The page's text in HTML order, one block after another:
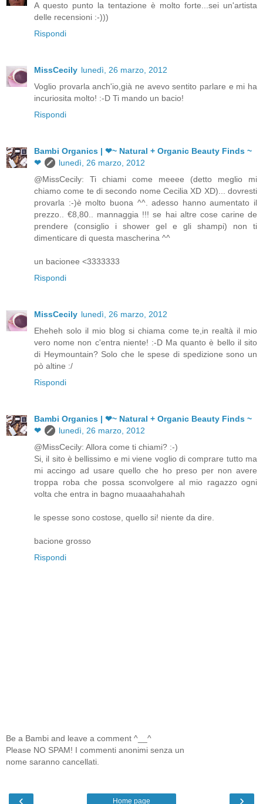
A questo punto la tentazione è molto forte...sei un'artista
delle recensioni :-)))
Rispondi
MissCecily lunedì, 26 marzo, 2012
Voglio provarla anch'io,già ne avevo sentito parlare e mi ha
incuriosita molto! :-D Ti mando un bacio!
Rispondi
Bambi Organics | ❤~ Natural + Organic Beauty Finds ~
❤
lunedì, 26 marzo, 2012
@MissCecily: Ti chiami come meeee (detto meglio mi
chiamo come te di secondo nome Cecilia XD XD)... dovresti
provarla :-)è molto buona ^^. adesso hanno aumentato il
prezzo.. €8,80.. mannaggia !!! se hai altre cose carine de
prendere (consiglio i shower gel e gli shampi) non ti
dimenticare di questa mascherina ^^
un bacionee <3333333
Rispondi
MissCecily lunedì, 26 marzo, 2012
Eheheh solo il mio blog si chiama come te,in realtà il mio
vero nome non c'entra niente! :-D Ma quanto è bello il sito
di Heymountain? Solo che le spese di spedizione sono un
pò altine :/
Rispondi
Bambi Organics | ❤~ Natural + Organic Beauty Finds ~
❤
lunedì, 26 marzo, 2012
@MissCecily: Allora come ti chiami? :-)
Si, il sito è bellissimo e mi viene voglio di comprare tutto ma
mi accingo ad usare quello che ho preso per non avere
troppa roba che possa sconvolgere al mio ragazzo ogni
volta che entra in bagno muaaahahahah
le spesse sono costose, quello si! niente da dire.
bacione grosso
Rispondi
Be a Bambi and leave a comment ^__^
Please NO SPAM! I commenti anonimi senza un
nome saranno cancellati.
‹ ›
Home page